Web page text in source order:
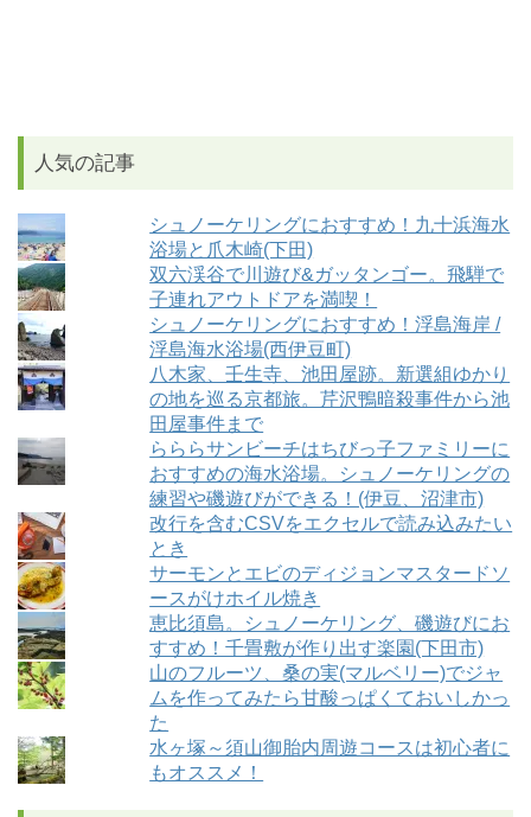
人気の記事
シュノーケリングにおすすめ！九十浜海水
浴場と爪木崎(下田)
双六渓谷で川遊び&ガッタンゴー。飛騨で
子連れアウトドアを満喫！
シュノーケリングにおすすめ！浮島海岸 /
浮島海水浴場(西伊豆町)
八木家、壬生寺、池田屋跡。新選組ゆかり
の地を巡る京都旅。芹沢鴨暗殺事件から池
田屋事件まで
らららサンビーチはちびっ子ファミリーに
おすすめの海水浴場。シュノーケリングの
練習や磯遊びができる！(伊豆、沼津市)
改行を含むCSVをエクセルで読み込みたい
とき
サーモンとエビのディジョンマスタードソ
ースがけホイル焼き
恵比須島。シュノーケリング、磯遊びにお
すすめ！千畳敷が作り出す楽園(下田市)
山のフルーツ、桑の実(マルベリー)でジャ
ムを作ってみたら甘酸っぱくておいしかっ
た
水ヶ塚～須山御胎内周遊コースは初心者に
もオススメ！